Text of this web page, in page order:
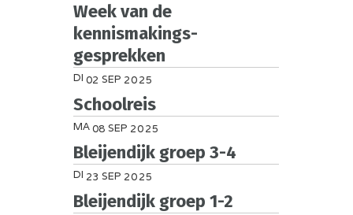
Week van de
kennismakings-
gesprekken
DI 02 SEP 2025
Schoolreis
MA08 SEP 2025
Bleijendijk groep 3-4
DI 23 SEP 2025
Bleijendijk groep 1-2